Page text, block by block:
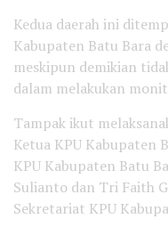
Kedua daerah ini
Kabupaten Batu Bara
meskipun demikian
dalam melakukan
Tampak ikut
Ketua KPU Kabupaten
KPU Kabupaten Batu
Sulianto dan Tri Faith
Sekretariat KPU